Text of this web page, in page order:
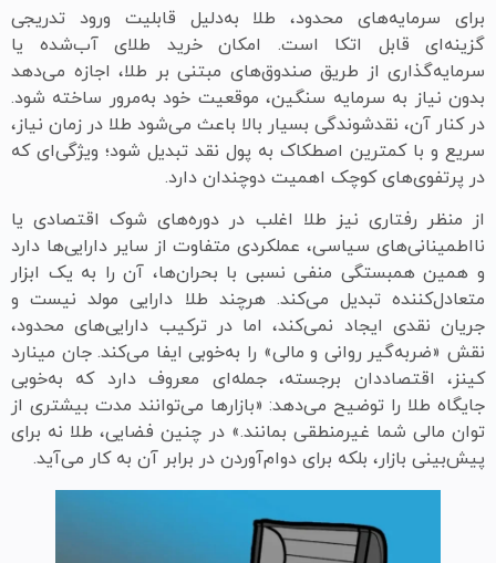
برای سرمایه‌های محدود، طلا به‌دلیل قابلیت ورود تدریجی
گزینه‌ای قابل اتکا است. امکان خرید طلای آب‌شده یا
سرمایه‌گذاری از طریق صندوق‌های مبتنی بر طلا، اجازه می‌دهد
بدون نیاز به سرمایه سنگین، موقعیت خود به‌مرور ساخته شود.
در کنار آن، نقدشوندگی بسیار بالا باعث می‌شود طلا در زمان نیاز،
سریع و با کمترین اصطکاک به پول نقد تبدیل شود؛ ویژگی‌ای که
در پرتفوی‌های کوچک اهمیت دوچندان دارد.
از منظر رفتاری نیز طلا اغلب در دوره‌های شوک اقتصادی یا
نااطمینانی‌های سیاسی، عملکردی متفاوت از سایر دارایی‌ها دارد
و همین همبستگی منفی نسبی با بحران‌ها، آن را به یک ابزار
متعادل‌کننده تبدیل می‌کند. هرچند طلا دارایی مولد نیست و
جریان نقدی ایجاد نمی‌کند، اما در ترکیب دارایی‌های محدود،
نقش «ضربه‌گیر روانی و مالی» را به‌خوبی ایفا می‌کند. جان مینارد
کینز، اقتصاددان برجسته، جمله‌ای معروف دارد که به‌خوبی
جایگاه طلا را توضیح می‌دهد: «بازارها می‌توانند مدت بیشتری از
توان مالی شما غیرمنطقی بمانند.» در چنین فضایی، طلا نه برای
پیش‌بینی بازار، بلکه برای دوام‌آوردن در برابر آن به کار می‌آید.